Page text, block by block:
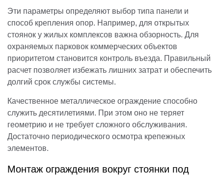
Эти параметры определяют выбор типа панели и
способ крепления опор. Например, для открытых
стоянок у жилых комплексов важна обзорность. Для
охраняемых парковок коммерческих объектов
приоритетом становится контроль въезда. Правильный
расчет позволяет избежать лишних затрат и обеспечить
долгий срок службы системы.
Качественное металлическое ограждение способно
служить десятилетиями. При этом оно не теряет
геометрию и не требует сложного обслуживания.
Достаточно периодического осмотра крепежных
элементов.
Монтаж ограждения вокруг стоянки под